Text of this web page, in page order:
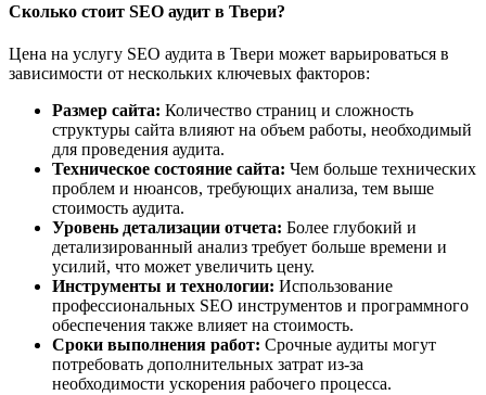
Сколько стоит SEO аудит в Твери?
Цена на услугу SEO аудита в Твери может варьироваться в
зависимости от нескольких ключевых факторов:
Размер сайта: Количество страниц и сложность
структуры сайта влияют на объем работы, необходимый
для проведения аудита.
Техническое состояние сайта: Чем больше технических
проблем и нюансов, требующих анализа, тем выше
стоимость аудита.
Уровень детализации отчета: Более глубокий и
детализированный анализ требует больше времени и
усилий, что может увеличить цену.
Инструменты и технологии: Использование
профессиональных SEO инструментов и программного
обеспечения также влияет на стоимость.
Сроки выполнения работ: Срочные аудиты могут
потребовать дополнительных затрат из-за
необходимости ускорения рабочего процесса.